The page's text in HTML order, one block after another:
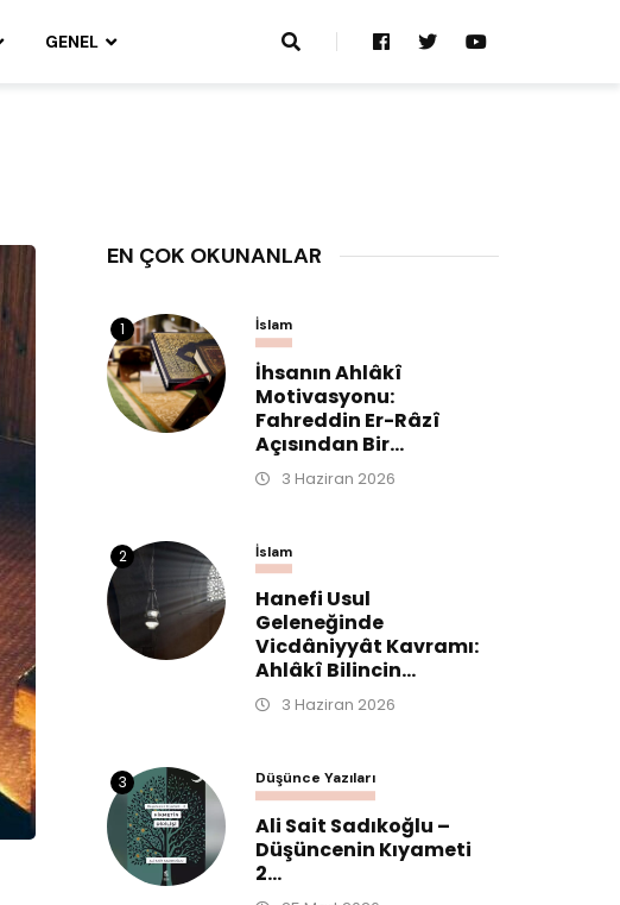
GENEL
EN ÇOK OKUNANLAR
1 İslam
İhsanın Ahlâkî
Motivasyonu:
Fahreddin Er-Râzî
Açısından Bir...
3 Haziran 2026
2 İslam
Hanefi Usul
Geleneğinde
Vicdâniyyât Kavramı:
Ahlâkî Bilincin...
3 Haziran 2026
3 Düşünce Yazıları
Ali Sait Sadıkoğlu –
Düşüncenin Kıyameti
2...